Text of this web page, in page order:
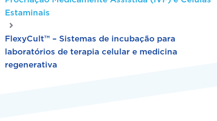
Estaminais
FlexyCult™ – Sistemas de incubação para
laboratórios de terapia celular e medicina
regenerativa